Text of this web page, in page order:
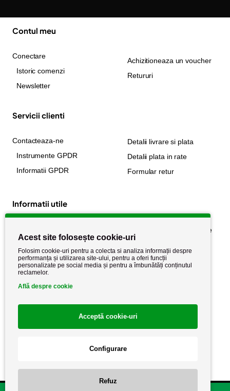
Contul meu
Conectare
Istoric comenzi
Newsletter
Achizitioneaza un voucher
Retururi
Servicii clienti
Contacteaza-ne
Instrumente GPDR
Informatii GPDR
Detalii livrare si plata
Detalii plata in rate
Formular retur
Informatii utile
Politica de cookie
Politica de confidențialitate
Termeni si conditii
Acest site folosește cookie-uri
Folosim cookie-uri pentru a colecta si analiza informații despre
performanța și utilizarea site-ului, pentru a oferi funcții
personalizate pe social media și pentru a îmbunătăți conținutul
reclamelor.
Află despre cookie
Acceptă cookie-uri
Configurare
Refuz